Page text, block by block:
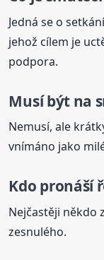
Jedná se o
jehož cílem je
podpora.
Musí být na
Nemusí, ale
vnímáno jako
Kdo pronáší
Nejčastěji někdo
zesnulého.